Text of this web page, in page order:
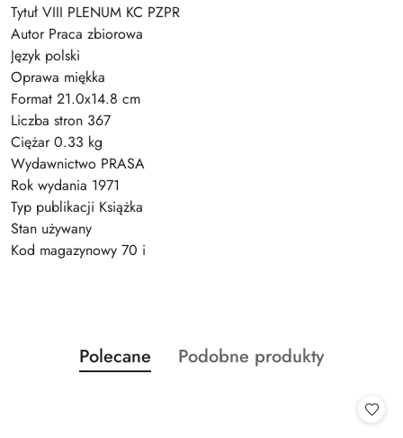
Tytuł VIII PLENUM KC PZPR
Autor Praca zbiorowa
Język polski
Oprawa miękka
Format 21.0x14.8 cm
Liczba stron 367
Ciężar 0.33 kg
Wydawnictwo PRASA
Rok wydania 1971
Typ publikacji Książka
Stan używany
Kod magazynowy 70 i
Pomiń karuzelę produktów
Produkty
o
Polecane
Produkty
Podobne produkty